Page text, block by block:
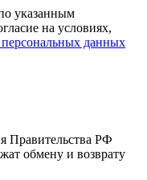
указанным
на условиях,
данных
Правительства РФ
обмену и возврату